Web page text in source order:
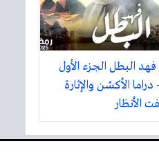
البطل الجزء الأول
الأكشن والإثارة
الأنظار